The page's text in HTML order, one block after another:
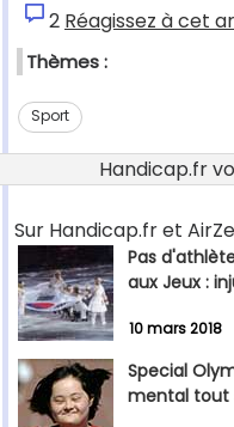
2 Réagissez à cet
Thèmes :
Sport
Handicap.fr
Sur Handicap.fr et
Pas
aux Jeux :
10 mars 2018
Special
mental tout